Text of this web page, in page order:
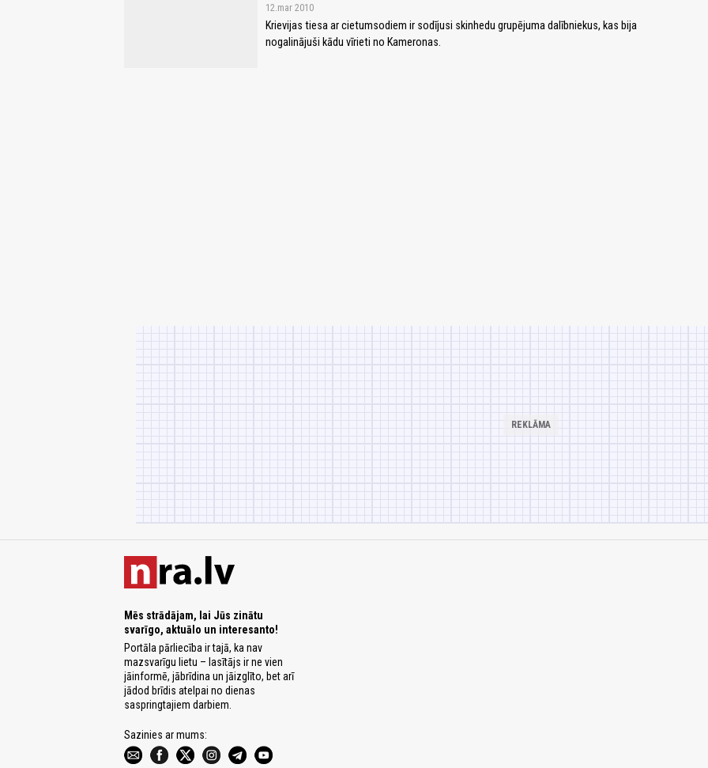
12.mar 2010
Krievijas tiesa ar cietumsodiem ir sodījusi skinhedu grupējuma dalībniekus, kas bija
nogalinājuši kādu vīrieti no Kameronas.
Mēs strādājam, lai Jūs zinātu
svarīgo, aktuālo un interesanto!
Portāla pārliecība ir tajā, ka nav
mazsvarīgu lietu – lasītājs ir ne vien
jāinformē, jābrīdina un jāizglīto, bet arī
jādod brīdis atelpai no dienas
saspringtajiem darbiem.
Sazinies ar mums: